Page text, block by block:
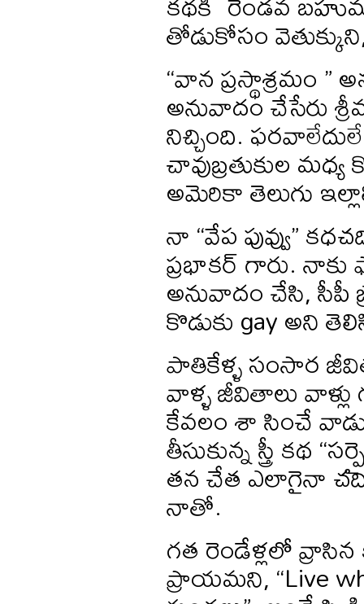
తోడుకోసం
“వాన ప్రస్థాశ్రమం
అనువాదం చేసేరు
నిచ్చింది.
చావుబ్రతుకుల
అమెరికా తెలుగు
నా “వేప పువ్వు”
ప్రభాకర్ గారు.
అనువాదం చేసి,
కొడుకు gay అని
పాతికేళ్ళ సంసార
వాళ్ళ జీవితాలు
కేవలం శా సించే
తీసుకున్న స్త్రీ
తన చేత ఎలాగైనా
నాతో.
గత రెండేళ్లలో వ్రాసిన
ప్రాయమని, “Live